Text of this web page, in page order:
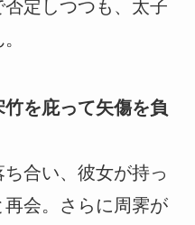
定しつつも、太子
を庇って矢傷を負
合い、彼女が持っ
会。さらに周霁が